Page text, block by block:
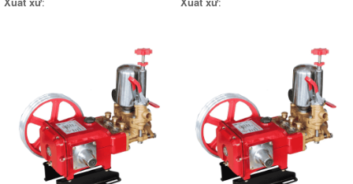
Đầu phun áp lực chất lỏng Oshima OS-35AST 1.0HP Xanh đậm
(hoạt động bằng sức kéo động cơ)
3,925,000.00 đ
OS35AST
Xuất xứ: